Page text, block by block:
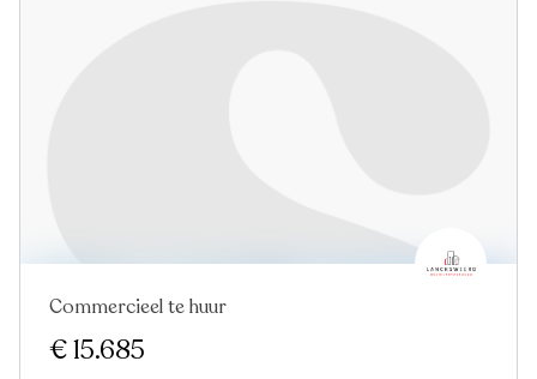
Commercieel te huur
€ 15.685